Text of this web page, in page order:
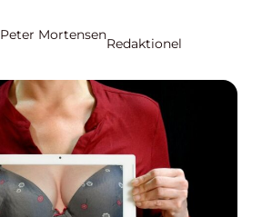
Peter Mortensen
Redaktionel